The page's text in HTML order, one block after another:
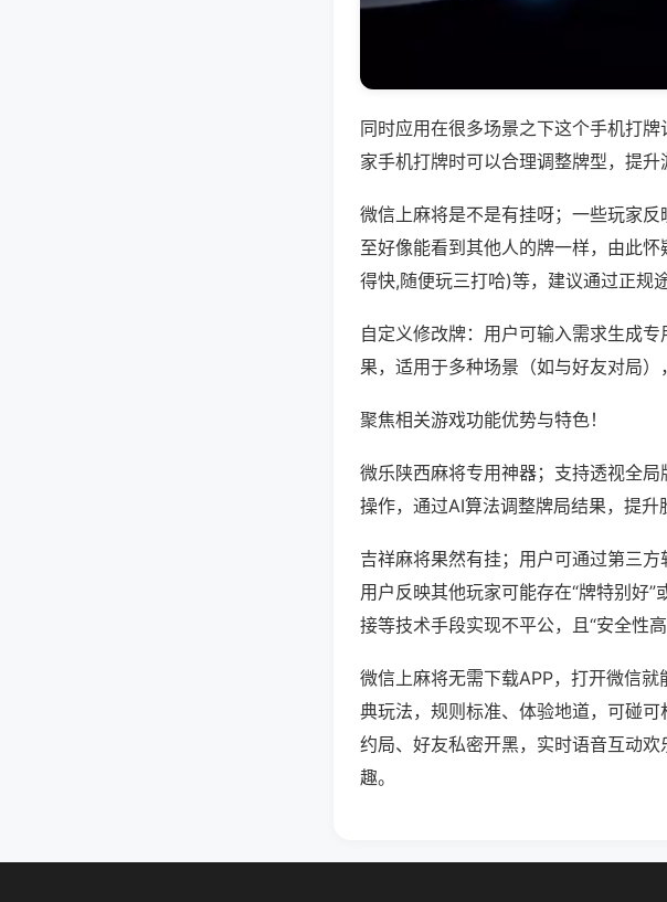
同时应用在很多场景之下这个手机打
家手机打牌时可以合理调整牌型，提升
微信上麻将是不是有挂呀；一些玩家
至好像能看到其他人的牌一样，由此
得快,随便玩三打哈)等，建议通过正规
自定义修改牌：用户可输入需求生成
果，适用于多种场景（如与好友对局）
聚焦相关游戏功能优势与特色！
微乐陕西麻将专用神器；支持透视全
操作，通过AI算法调整牌局结果，提升
吉祥麻将果然有挂；用户可通过第三方
用户反映其他玩家可能存在“牌特别好
接等技术手段实现不平公，且“安全性高
微信上麻将无需下载APP，打开微信
典玩法，规则标准、体验地道，可碰
约局、好友私密开黑，实时语音互动
趣。